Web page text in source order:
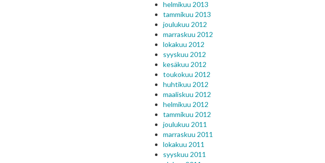
helmikuu 2013
tammikuu 2013
joulukuu 2012
marraskuu 2012
lokakuu 2012
syyskuu 2012
kesäkuu 2012
toukokuu 2012
huhtikuu 2012
maaliskuu 2012
helmikuu 2012
tammikuu 2012
joulukuu 2011
marraskuu 2011
lokakuu 2011
syyskuu 2011